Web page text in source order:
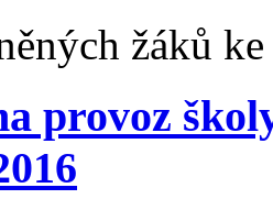
žáků
provoz